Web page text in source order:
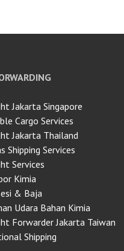
Jakarta Singapore
Cargo Services
Jakarta Thailand
Shipping Services
Services
Kimia
& Baja
Udara Bahan Kimia
Forwarder Jakarta Taiwan
Shipping